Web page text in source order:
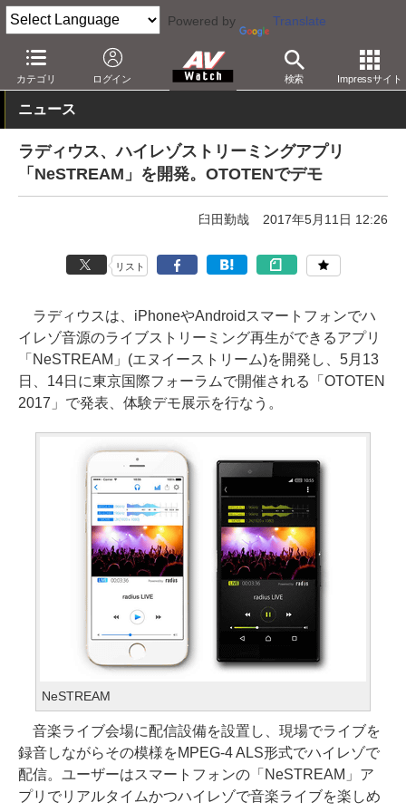
Powered by Translate
カテゴリ ログイン 検索 Impressサイト
AV Watch 製品 アプリ/ソフトウェア
ニュース
ラディウス、ハイレゾストリーミングアプリ
「NeSTREAM」を開発。OTOTENでデモ
臼田勤哉 2017年5月11日 12:26
リスト
ラディウスは、iPhoneやAndroidスマートフォンでハ
イレゾ音源のライブストリーミング再生ができるアプリ
「NeSTREAM」(エヌイーストリーム)を開発し、5月13
日、14日に東京国際フォーラムで開催される「OTOTEN
2017」で発表、体験デモ展示を行なう。
NeSTREAM
音楽ライブ会場に配信設備を設置し、現場でライブを
録音しながらその模様をMPEG-4 ALS形式でハイレゾで
配信。ユーザーはスマートフォンの「NeSTREAM」ア
プリでリアルタイムかつハイレゾで音楽ライブを楽しめ